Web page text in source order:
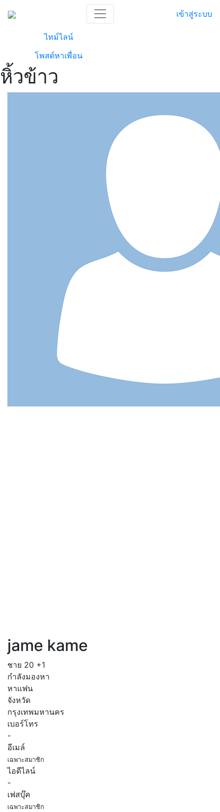
เข้าสู่ระบบ
ไทม์ไลน์
โพสต์หาเพื่อน
หิ้วข้าว
jame kame
ชาย 20 +1
กำลังมองหา
หาแฟน
จังหวัด
กรุงเทพมหานคร
เบอร์โทร
-
อีเมล์
เฉพาะสมาชิก
ไอดีไลน์
-
เฟสบุ๊ค
เฉพาะสมาชิก